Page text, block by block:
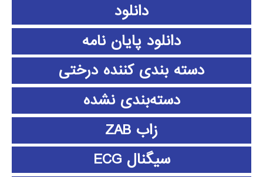
دانلود
دانلود پايان نامه
دسته بندی کننده درختی
دسته‌بندی نشده
زاب ZAB
سیگنال ECG